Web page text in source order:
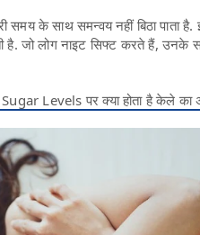
समय के साथ समन्वय नहीं बिठा पाता
है. जो लोग नाइट सिफ्ट करते हैं, उनके
Levels पर क्‍या होता है केले का